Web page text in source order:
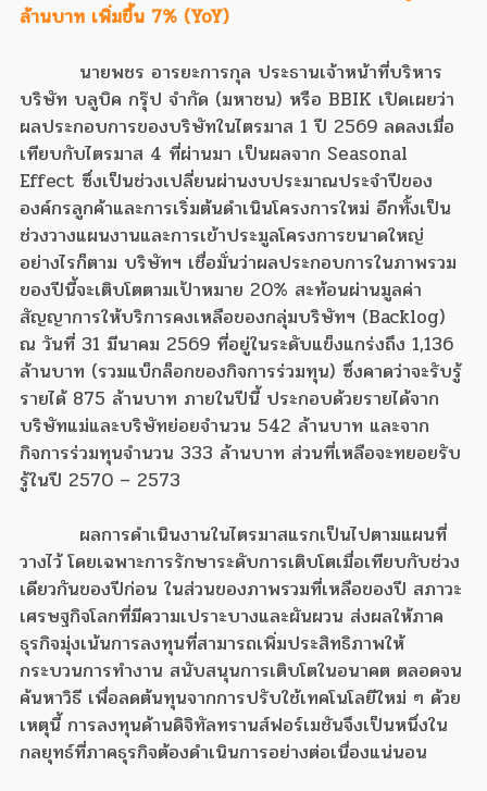
ล้านบาท เพิ่มขึ้น 7% (YoY)
นายพชร อารยะการกุล ประธานเจ้าหน้าที่บริหาร
บริษัท บลูบิค กรุ๊ป จำกัด (มหาชน) หรือ BBIK เปิดเผยว่า
ผลประกอบการของบริษัทในไตรมาส 1 ปี 2569 ลดลงเมื่อ
เทียบกับไตรมาส 4 ที่ผ่านมา เป็นผลจาก Seasonal
Effect ซึ่งเป็นช่วงเปลี่ยนผ่านงบประมาณประจำปีของ
องค์กรลูกค้าและการเริ่มต้นดำเนินโครงการใหม่ อีกทั้งเป็น
ช่วงวางแผนงานและการเข้าประมูลโครงการขนาดใหญ่
อย่างไรก็ตาม บริษัทฯ เชื่อมั่นว่าผลประกอบการในภาพรวม
ของปีนี้จะเติบโตตามเป้าหมาย 20% สะท้อนผ่านมูลค่า
สัญญาการให้บริการคงเหลือของกลุ่มบริษัทฯ (Backlog)
ณ วันที่ 31 มีนาคม 2569 ที่อยู่ในระดับแข็งแกร่งถึง 1,136
ล้านบาท (รวมแบ็กล็อกของกิจการร่วมทุน) ซึ่งคาดว่าจะรับรู้
รายได้ 875 ล้านบาท ภายในปีนี้ ประกอบด้วยรายได้จาก
บริษัทแม่และบริษัทย่อยจำนวน 542 ล้านบาท และจาก
กิจการร่วมทุนจำนวน 333 ล้านบาท ส่วนที่เหลือจะทยอยรับ
รู้ในปี 2570 – 2573
ผลการดำเนินงานในไตรมาสแรกเป็นไปตามแผนที่
วางไว้ โดยเฉพาะการรักษาระดับการเติบโตเมื่อเทียบกับช่วง
เดียวกันของปีก่อน ในส่วนของภาพรวมที่เหลือของปี สภาวะ
เศรษฐกิจโลกที่มีความเปราะบางและผันผวน ส่งผลให้ภาค
ธุรกิจมุ่งเน้นการลงทุนที่สามารถเพิ่มประสิทธิภาพให้
กระบวนการทำงาน สนับสนุนการเติบโตในอนาคต ตลอดจน
ค้นหาวิธี เพื่อลดต้นทุนจากการปรับใช้เทคโนโลยีใหม่ ๆ ด้วย
เหตุนี้ การลงทุนด้านดิจิทัลทรานส์ฟอร์เมชันจึงเป็นหนึ่งใน
กลยุทธ์ที่ภาคธุรกิจต้องดำเนินการอย่างต่อเนื่องแน่นอน